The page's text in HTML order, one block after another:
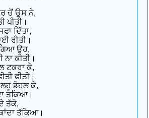
ਚੋਂ ਉਸ ਨੇ,
ਪੀਤੀ।
ਦਿੱਤਾ,
ਰੀਤੀ।
ਉਹ,
ਨਾ ਕੀਤੀ।
ਟਕਰਾ ਕੇ,
ਫੀਤੀ।
ਡੋਹਲ ਕੇ,
ਤਕਿਆ।
ਤੱਕੇ,
ਤੱਕਿਆ।